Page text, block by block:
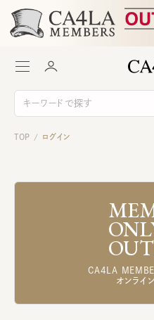
TOP / ログイン
CA4LA
オンライ